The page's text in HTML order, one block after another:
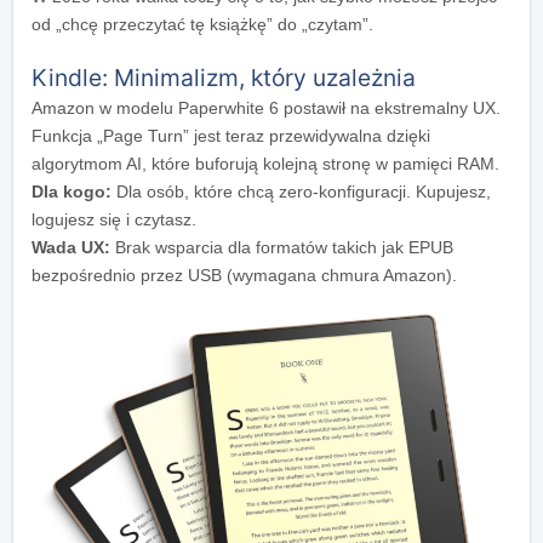
od „chcę przeczytać tę książkę” do „czytam”.
Kindle: Minimalizm, który uzależnia
Amazon w modelu Paperwhite 6 postawił na ekstremalny UX.
Funkcja „Page Turn” jest teraz przewidywalna dzięki
algorytmom AI, które buforują kolejną stronę w pamięci RAM.
Dla kogo: Dla osób, które chcą zero-konfiguracji. Kupujesz,
logujesz się i czytasz.
Wada UX: Brak wsparcia dla formatów takich jak EPUB
bezpośrednio przez USB (wymagana chmura Amazon).